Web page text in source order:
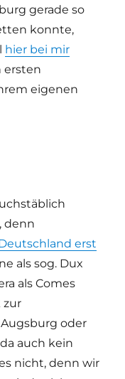
gerade so
konnte,
hier bei mir
ersten
eigenen
denn
erst
als sog. Dux
als Comes
zur
oder
auch kein
nicht, denn wir